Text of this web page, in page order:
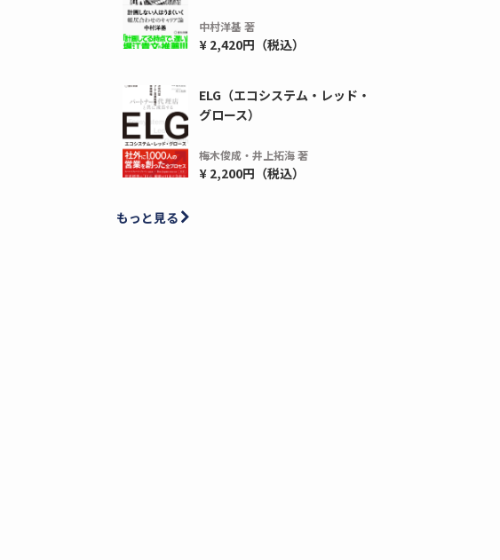
中村洋基 著
¥ 2,420円（税込）
ELG（エコシステム・レッド・
グロース）
梅木俊成・井上拓海 著
¥ 2,200円（税込）
もっと見る